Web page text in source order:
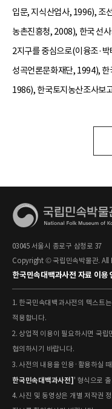
입문, 지식산업사, 1996), 조
농촌진흥청, 2008), 한국 선
2지구를 중심으로(이융조·
성곡언론문화재단, 1994),
1986), 한국토지농산조사보
03045 서울시 종로구 삼청로 37
Copyright © 국립민속박물관. All
한국민속대백과사전 자료 이용
1. 한국민속대백과사전의 텍스트
적용합니다.
2. 상업적 이용이 필요하시면 국립
협의하시기 바랍니다.
3. 사전의 내용을 인용·활용하실
한국민속대백과사전] ' 형식으로
4. 사진 및 동영상은 개별 저작권